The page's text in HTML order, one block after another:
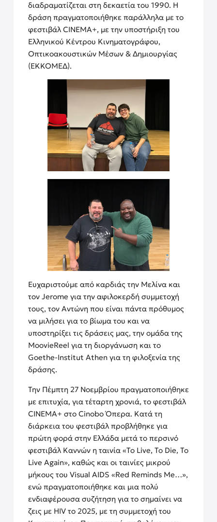
διαδραματίζεται στη δεκαετία του 1990. Η
δράση πραγματοποιήθηκε παράλληλα με το
φεστιβάλ CINEMA+, με την υποστήριξη του
Ελληνικού Κέντρου Κινηματογράφου,
Οπτικοακουστικών Μέσων & Δημιουργίας
(ΕΚΚΟΜΕΔ).
Ευχαριστούμε από καρδιάς την Μελίνα και
τον Jerome για την αφιλοκερδή συμμετοχή
τους, τον Αντώνη που είναι πάντα πρόθυμος
να μιλήσει για το βίωμα του και να
υποστηρίξει τις δράσεις μας, την ομάδα της
MoovieReel για τη διοργάνωση και το
Goethe-Institut Athen για τη φιλοξενία της
δράσης.
Την Πέμπτη 27 Νοεμβρίου πραγματοποιήθηκε
με επιτυχία, για τέταρτη χρονιά, το φεστιβάλ
CINEMA+ στο Cinobo Όπερα. Κατά τη
διάρκεια του φεστιβάλ προβλήθηκε για
πρώτη φορά στην Ελλάδα μετά το περσινό
φεστιβάλ Καννών η ταινία «To Live, To Die, To
Live Again», καθώς και οι ταινίες μικρού
μήκους του Visual AIDS «Red Reminds Me…»,
ενώ πραγματοποιήθηκε και μια πολύ
ενδιαφέρουσα συζήτηση για το σημαίνει να
ζεις με HIV το 2025, με τη συμμετοχή του